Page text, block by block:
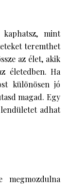
mint
teremthet
az élet, akik
életedben. Ha
különösen jó
magad. Egy
adhat